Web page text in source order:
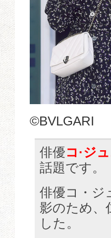
©BVLGARI
俳優コ·ジ
話題です。
俳優コ・ジ
影のため、
した。